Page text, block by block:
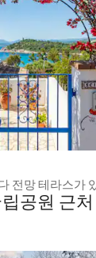
전망 테라스가
공원 근